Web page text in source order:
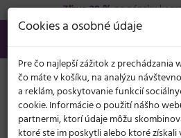
Zľava 20 %na pánsku
02/21 201 099
Po−pia: 8−17
Všetko o nákupe
KATEGÓRIE
MENU
Cookies a osobné údaje
Pre čo najlepší zážitok z prechádzania
čo máte v košíku, na analýzu
a reklám, poskytovanie funkcií
cookie. Informácie o použití nášho
partnermi, ktorí údaje môžu
ktoré ste im poskytli alebo ktoré